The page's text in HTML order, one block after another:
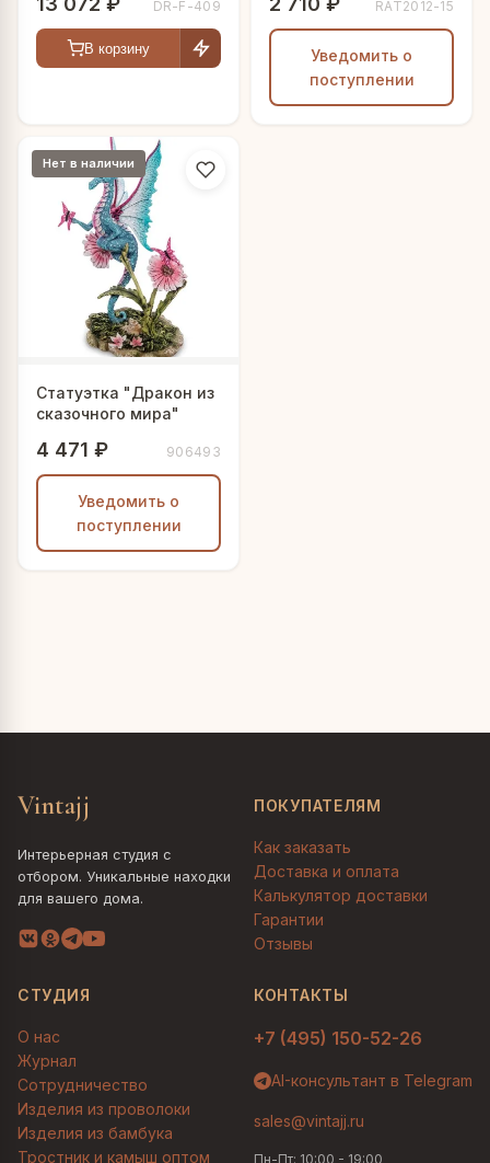
DR-F-409
В корзину
RAT2012-15
Уведомить о
поступлении
Нет в наличии
Статуэтка "Дракон из
сказочного мира"
4 471 ₽ 906493
Уведомить о
поступлении
Vintajj
Интерьерная студия с
отбором. Уникальные находки
для вашего дома.
ПОКУПАТЕЛЯМ
Как заказать
Доставка и оплата
Калькулятор доставки
Гарантии
Отзывы
СТУДИЯ
О нас
Журнал
Сотрудничество
Изделия из проволоки
Изделия из бамбука
Тростник и камыш оптом
КОНТАКТЫ
+7 (495) 150-52-26
AI-консультант в Telegram
sales@vintajj.ru
Пн-Пт: 10:00 - 19:00